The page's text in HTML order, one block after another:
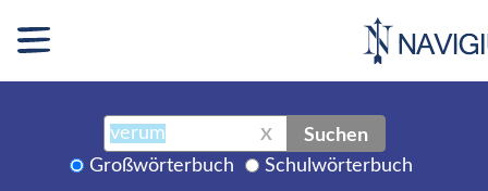
X Suchen
Großwörterbuch Schulwörterbuch